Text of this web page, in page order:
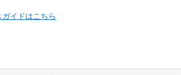
イドはこちら